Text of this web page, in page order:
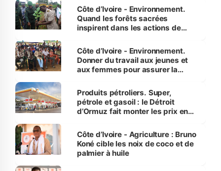
Côte d’Ivoire - Environnement.
Quand les forêts sacrées
inspirent dans les actions de
Côte d’Ivoire - Environnement.
Donner du travail aux jeunes et
aux femmes pour assurer la
menacées
Produits pétroliers. Super,
pétrole et gasoil : le Détroit
d’Ormuz fait monter les prix en
Côte d’Ivoire - Agriculture : Bruno
Koné cible les noix de coco et de
palmier à huile